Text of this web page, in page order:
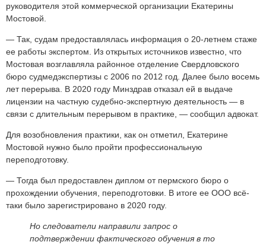
руководителя этой коммерческой организации Екатерины
Мостовой.
— Так, судам предоставлялась информация о 20-летнем стаже
ее работы экспертом. Из открытых источников известно, что
Мостовая возглавляла районное отделение Свердловского
бюро судмедэкспертизы с 2006 по 2012 год. Далее было восемь
лет перерыва. В 2020 году Минздрав отказал ей в выдаче
лицензии на частную судебно-экспертную деятельность — в
связи с длительным перерывом в практике, — сообщил адвокат.
Для возобновления практики, как он отметил, Екатерине
Мостовой нужно было пройти профессиональную
переподготовку.
— Тогда был предоставлен диплом от пермского бюро о
прохождении обучения, переподготовки. В итоге ее ООО всё-
таки было зарегистрировано в 2020 году.
Но следователи направили запрос о
подтверждении фактического обучения в то